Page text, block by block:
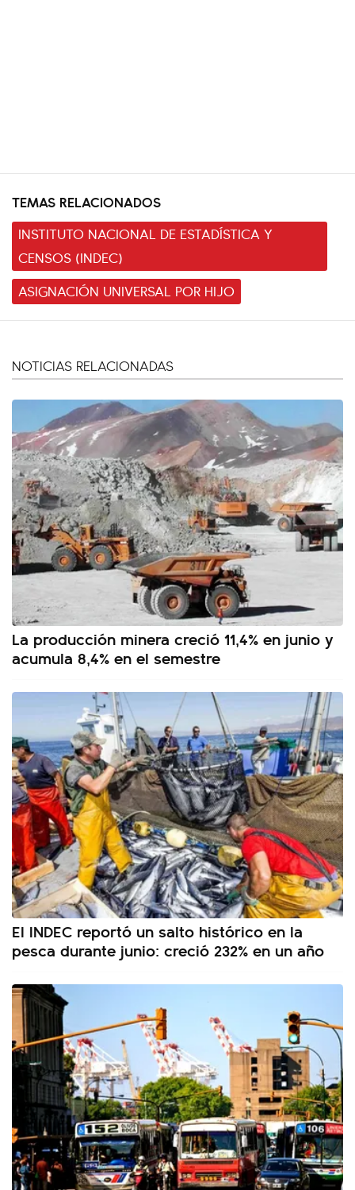
TEMAS RELACIONADOS
INSTITUTO NACIONAL DE ESTADÍSTICA Y
CENSOS (INDEC)
ASIGNACIÓN UNIVERSAL POR HIJO
NOTICIAS RELACIONADAS
La producción minera creció 11,4% en junio y
acumula 8,4% en el semestre
El INDEC reportó un salto histórico en la
pesca durante junio: creció 232% en un año